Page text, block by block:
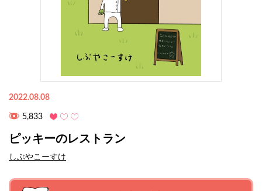
2022.08.08
5,833
ピッキーのレストラン
しぶやこーすけ